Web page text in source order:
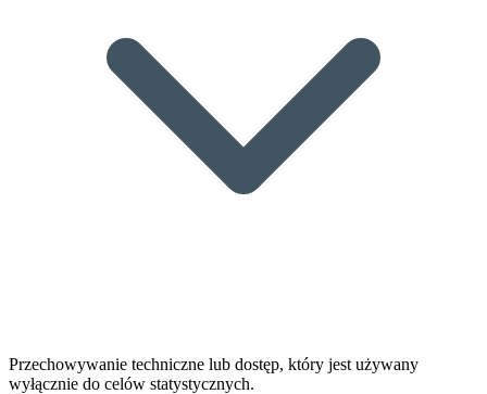
Przechowywanie techniczne lub dostęp, który jest używany
wyłącznie do celów statystycznych.